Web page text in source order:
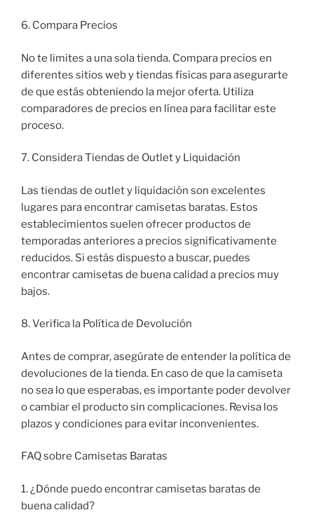
6. Compara Precios
No te limites a una sola tienda. Compara precios en
diferentes sitios web y tiendas físicas para asegurarte
de que estás obteniendo la mejor oferta. Utiliza
comparadores de precios en línea para facilitar este
proceso.
7. Considera Tiendas de Outlet y Liquidación
Las tiendas de outlet y liquidación son excelentes
lugares para encontrar camisetas baratas. Estos
establecimientos suelen ofrecer productos de
temporadas anteriores a precios significativamente
reducidos. Si estás dispuesto a buscar, puedes
encontrar camisetas de buena calidad a precios muy
bajos.
8. Verifica la Política de Devolución
Antes de comprar, asegúrate de entender la política de
devoluciones de la tienda. En caso de que la camiseta
no sea lo que esperabas, es importante poder devolver
o cambiar el producto sin complicaciones. Revisa los
plazos y condiciones para evitar inconvenientes.
FAQ sobre Camisetas Baratas
1. ¿Dónde puedo encontrar camisetas baratas de
buena calidad?